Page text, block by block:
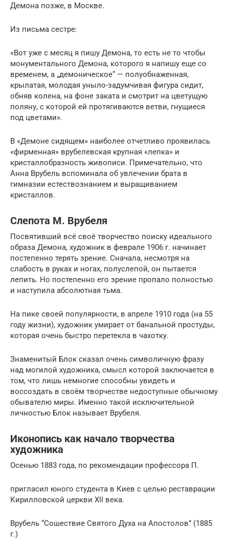
Демона позже, в Москве.
Из письма сестре:
«Вот уже с месяц я пишу Демона, то есть не то чтобы
монументального Демона, которого я напишу еще со
временем, а „демоническое“ — полуобнаженная,
крылатая, молодая уныло-задумчивая фигура сидит,
обняв колена, на фоне заката и смотрит на цветущую
поляну, с которой ей протягиваются ветви, гнущиеся
под цветами».
В «Демоне сидящем» наиболее отчетливо проявилась
«фирменная» врубелевская крупная «лепка» и
кристаллобразность живописи. Примечательно, что
Анна Врубель вспоминала об увлечении брата в
гимназии естествознанием и выращиванием
кристаллов.
Слепота М. Врубеля
Посвятивший всё своё творчество поиску идеального
образа Демона, художник в феврале 1906 г. начинает
постепенно терять зрение. Сначала, несмотря на
слабость в руках и ногах, полуслепой, он пытается
лепить. Но постепенно его зрение пропало полностью
и наступила абсолютная тьма.
На пике своей популярности, в апреле 1910 года (на 55
году жизни), художник умирает от банальной простуды,
которая очень быстро перетекла в чахотку.
Знаменитый Блок сказал очень символичную фразу
над могилой художника, смысл которой заключается в
том, что лишь немногие способны увидеть и
воссоздать в своём творчестве недоступные обычному
обывателю миры. Именно такой исключительной
личностью Блок называет Врубеля.
Иконопись как начало творчества
художника
Осенью 1883 года, по рекомендации профессора П.
пригласил юного студента в Киев с целью реставрации
Кирилловской церкви XII века.
Врубель “Сошествие Святого Духа на Апостолов” (1885
г.)